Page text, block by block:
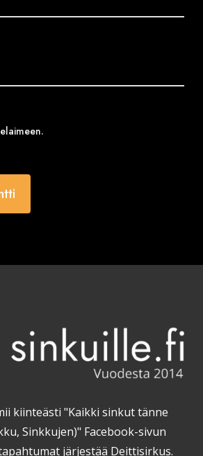
kiinteästi "Kaikki sinkut tänne
Sinkkujen)" Facebook-sivun
järjestää Deittisirkus.